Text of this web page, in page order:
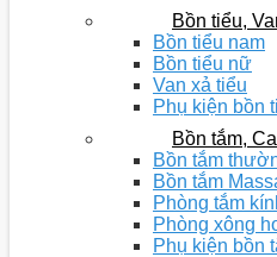
Bồn tiểu,
Bồn tiểu nam
Bồn tiểu nữ
Van xả tiểu
Phụ kiện bồn
Bồn tắm,
Bồn tắm
Bồn tắm
Phòng tắm
Phòng xông
Phụ kiện bồn